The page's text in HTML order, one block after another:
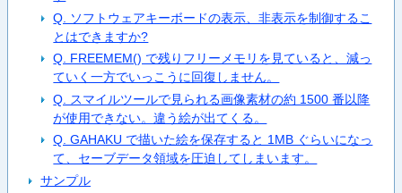
Q. ソフトウェアキーボードの表示、非表示を制御するこ
とはできますか?
Q. FREEMEM() で残りフリーメモリを見ていると、減っ
ていく一方でいっこうに回復しません。
Q. スマイルツールで見られる画像素材の約 1500 番以降
が使用できない。違う絵が出てくる。
Q. GAHAKU で描いた絵を保存すると 1MB ぐらいになっ
て、セーブデータ領域を圧迫してしまいます。
サンプル